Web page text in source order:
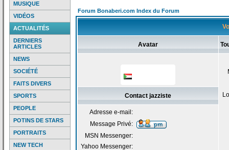
MUSIQUE
VIDÉOS
ACTUALITÉS
DERNIERS
ARTICLES
NEWS
SOCIÉTÉ
FAITS DIVERS
SPORTS
PEOPLE
POTINS DE STARS
PORTRAITS
NEW TECH
Forum Bonaberi.com Index du Forum
Avatar
Contact jazziste
Adresse e-mail:
Message Privé:
MSN Messenger:
Yahoo Messenger: